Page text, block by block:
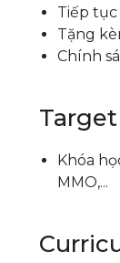
Tiếp
Tặng
Chính
Khóa
MMO,...